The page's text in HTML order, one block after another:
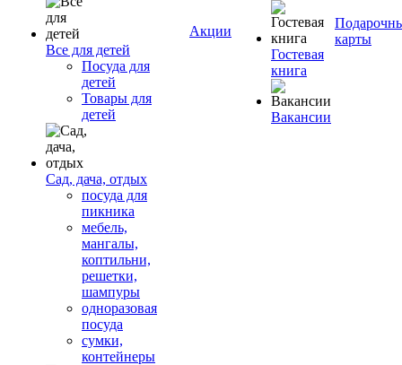
Все для детей
Посуда для
детей
Товары для
детей
Сад, дача, отдых
посуда для
пикника
мебель,
мангалы,
коптильни,
решетки,
шампуры
одноразовая
посуда
сумки,
контейнеры
Акции
Гостевая
книга
Вакансии
карты